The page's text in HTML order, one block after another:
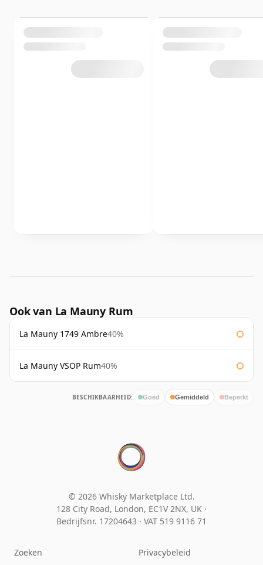
Ook van La Mauny Rum
La Mauny 1749 Ambre40%
La Mauny VSOP Rum40%
BESCHIKBAARHEID: Goed Gemiddeld Beperkt
© 2026 Whisky Marketplace Ltd.
128 City Road, London, EC1V 2NX, UK ·
Bedrijfsnr. 17204643 · VAT 519 9116 71
Zoeken Privacybeleid